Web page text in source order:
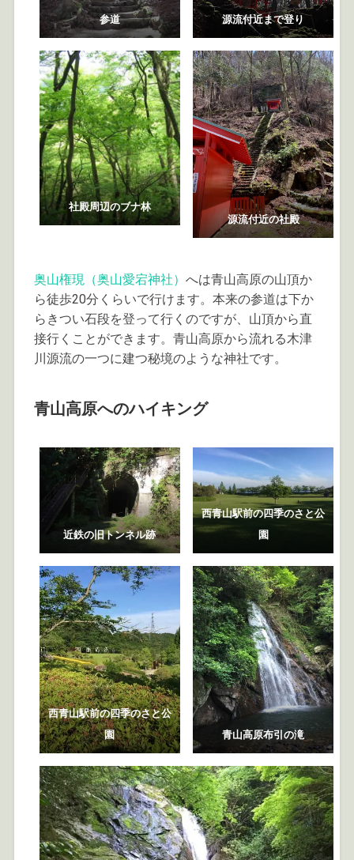
参道 源流付近まで登り
社殿周辺のブナ林
源流付近の社殿
奥山権現（奥山愛宕神社） へは青山高原の山頂か
ら徒歩20分くらいで行けます。本来の参道は下か
らきつい石段を登って行くのですが、山頂から直
接行くことができます。青山高原から流れる木津
川源流の一つに建つ秘境のような神社です。
青山高原へのハイキング
近鉄の旧トンネル跡
西青山駅前の四季のさと公
園
西青山駅前の四季のさと公
園
青山高原布引の滝